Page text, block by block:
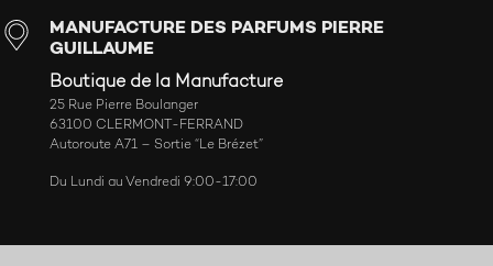
MANUFACTURE DES PARFUMS PIERRE
GUILLAUME
Boutique de la Manufacture
25 Rue Pierre Boulanger
63100 CLERMONT-FERRAND
Autoroute A71 – Sortie “Le Brézet”
Du Lundi au Vendredi 9:00-17:00